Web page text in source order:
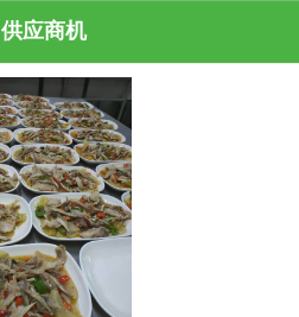
供应商机